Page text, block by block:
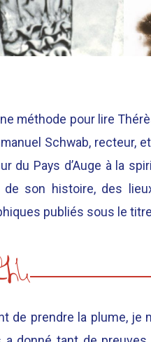
méthode pour lire
Schwab, recteur,
du Pays d’Auge à la
de son histoire, des
publiés sous le titre
de prendre la plume,